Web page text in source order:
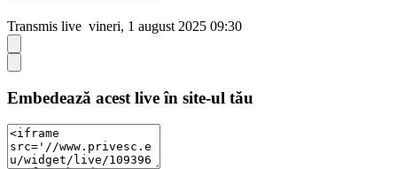
Transmis live vineri, 1 august 2025 09:30
Embedează acest live în site-ul tău